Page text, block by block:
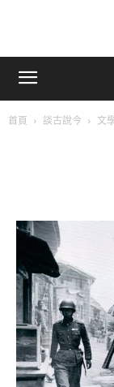
首頁 談古說今 文